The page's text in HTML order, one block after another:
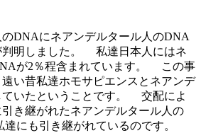
DNAにネアンデルタール人のDNA
判明しました。 私達日本人にはネ
が2％程含まれています。 この事
い昔私達ホモサピエンスとネアンデ
ていたということです。 交配によ
き継がれたネアンデルタール人の
達にも引き継がれているのです。